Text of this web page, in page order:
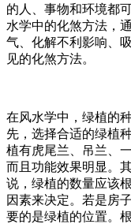
的人、事物和环境都
水学中的化煞方法，
气、化解不利影响、
见的化煞方法。
在风水学中，绿植的
先，选择合适的绿植
植有虎尾兰、吊兰、
而且功能效果明显。
说，绿植的数量应该
因素来决定。若是房
要的是绿植的位置。